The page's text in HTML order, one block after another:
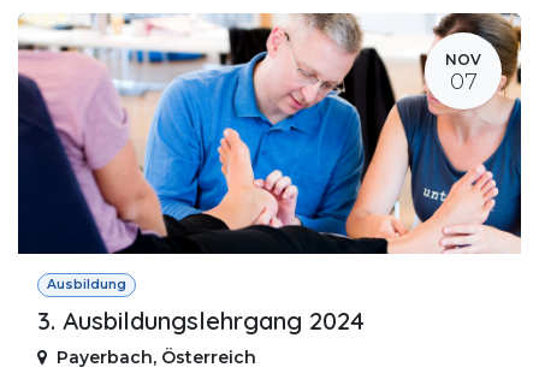
NOV
07
Ausbildung
3. Ausbildungslehrgang 2024
Payerbach, Österreich